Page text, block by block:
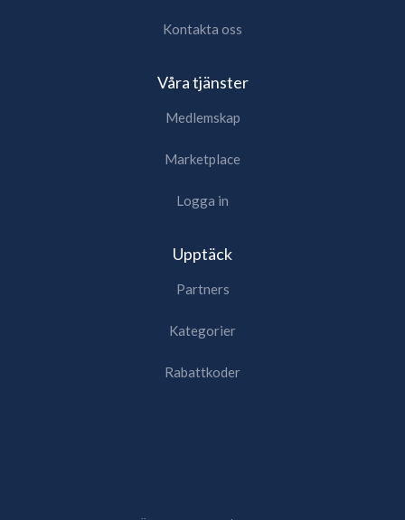
Kontakta oss
Våra tjänster
Medlemskap
Marketplace
Logga in
Upptäck
Partners
Kategorier
Rabattkoder